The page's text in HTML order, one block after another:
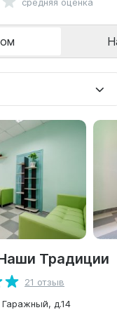
Традиции
21 отзыв
Гаражный, д.14